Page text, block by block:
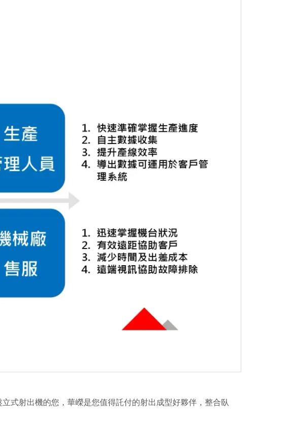
式射出機的您，華嶸是您值得託付的射出成型好夥伴，整合臥